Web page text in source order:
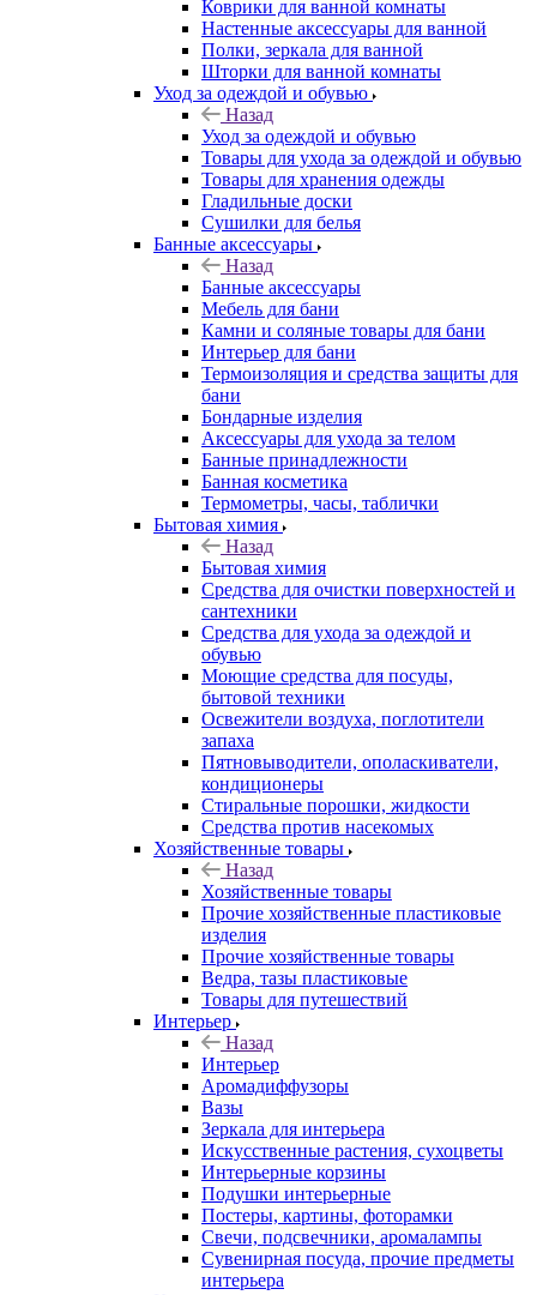
Коврики для ванной комнаты
Настенные аксессуары для ванной
Полки, зеркала для ванной
Шторки для ванной комнаты
Уход за одеждой и обувью
Назад
Уход за одеждой и обувью
Товары для ухода за одеждой и обувью
Товары для хранения одежды
Гладильные доски
Сушилки для белья
Банные аксессуары
Назад
Банные аксессуары
Мебель для бани
Камни и соляные товары для бани
Интерьер для бани
Термоизоляция и средства защиты для
бани
Бондарные изделия
Аксеcсуары для ухода за телом
Банные принадлежности
Банная косметика
Термометры, часы, таблички
Бытовая химия
Назад
Бытовая химия
Средства для очистки поверхностей и
сантехники
Средства для ухода за одеждой и
обувью
Моющие средства для посуды,
бытовой техники
Освежители воздуха, поглотители
запаха
Пятновыводители, ополаскиватели,
кондиционеры
Стиральные порошки, жидкости
Средства против насекомых
Хозяйственные товары
Назад
Хозяйственные товары
Прочие хозяйственные пластиковые
изделия
Прочие хозяйственные товары
Ведра, тазы пластиковые
Товары для путешествий
Интерьер
Назад
Интерьер
Аромадиффузоры
Вазы
Зеркала для интерьера
Искусственные растения, сухоцветы
Интерьерные корзины
Подушки интерьерные
Постеры, картины, фоторамки
Свечи, подсвечники, аромалампы
Сувенирная посуда, прочие предметы
интерьера